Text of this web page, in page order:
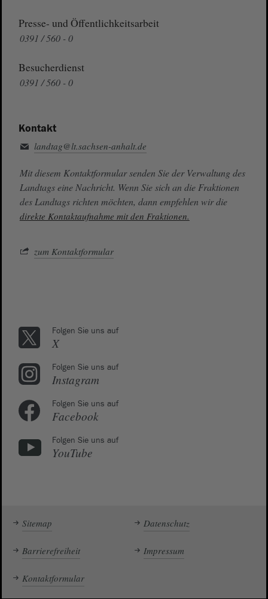
Presse- und Öffentlichkeitsarbeit
0391 / 560 - 0
Besucherdienst
0391 / 560 - 0
Kontakt
landtag@lt.sachsen-anhalt.de
Mit diesem Kontaktformular senden Sie der Verwaltung des
Landtags eine Nachricht. Wenn Sie sich an die Fraktionen
des Landtags richten möchten, dann empfehlen wir die
direkte Kontaktaufnahme mit den Fraktionen.
zum Kontaktformular
Folgen Sie uns auf
X
Folgen Sie uns auf
Instagram
Folgen Sie uns auf
Facebook
Folgen Sie uns auf
YouTube
Sitemap Datenschutz
Barrierefreiheit Impressum
Kontaktformular